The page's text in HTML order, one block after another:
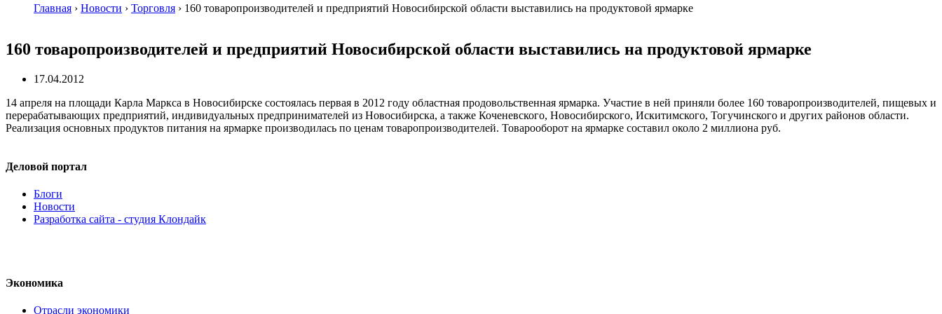
Главная › Новости › Торговля › 160 товаропроизводителей и предприятий Новосибирской области выставились на продуктовой ярмарке
160 товаропроизводителей и предприятий Новосибирской области выставились на продуктовой ярмарке
17.04.2012
14 апреля на площади Карла Маркса в Новосибирске состоялась первая в 2012 году областная продовольственная ярмарка. Участие в ней приняли более 160 товаропроизводителей, пищевых и
перерабатывающих предприятий, индивидуальных предпринимателей из Новосибирска, а также Коченевского, Новосибирского, Искитимского, Тогучинского и других районов области.
Реализация основных продуктов питания на ярмарке производилась по ценам товаропроизводителей. Товарооборот на ярмарке составил около 2 миллиона руб.
Деловой портал
Блоги
Новости
Разработка сайта - студия Клондайк
Экономика
Отрасли экономики